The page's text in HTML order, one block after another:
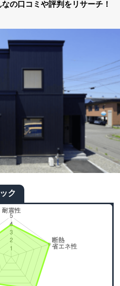
の口コミや評判をリサーチ！
ク